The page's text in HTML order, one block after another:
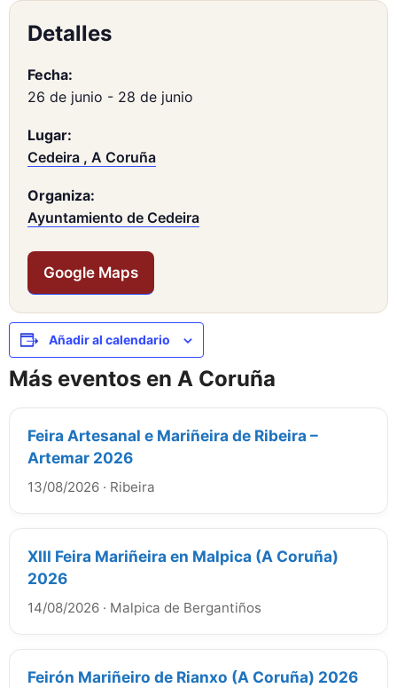
Detalles
Fecha:
26 de junio - 28 de junio
Lugar:
Cedeira , A Coruña
Organiza:
Ayuntamiento de Cedeira
Google Maps
Añadir al calendario
Más eventos en A Coruña
Feira Artesanal e Mariñeira de Ribeira –
Artemar 2026
13/08/2026 · Ribeira
XIII Feira Mariñeira en Malpica (A Coruña)
2026
14/08/2026 · Malpica de Bergantiños
Feirón Mariñeiro de Rianxo (A Coruña) 2026